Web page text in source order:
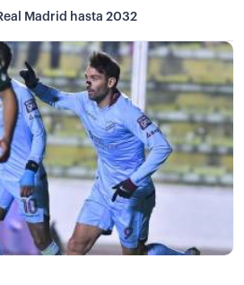
Madrid hasta 2032